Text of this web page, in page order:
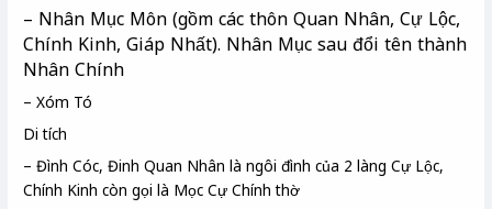
– Nhân Mục Môn (gồm các thôn Quan Nhân, Cự Lộc,
Chính Kinh, Giáp Nhất). Nhân Mục sau đổi tên thành
Nhân Chính
– Xóm Tó
Di tích
– Đình Cóc, Đinh Quan Nhân là ngôi đình của 2 làng Cự Lộc,
Chính Kinh còn gọi là Mọc Cự Chính thờ